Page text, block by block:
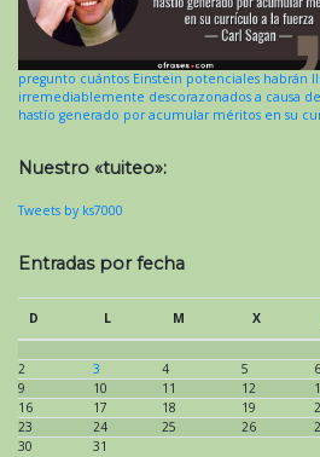
pregunto cuántos Einstein potenciales habrán
irremediablemente descorazonados a causa
hastío generado por acumular méritos en su
Nuestro «tuiteo»:
Tweets by ks7000
Entradas por fecha
D L M X
2
3 4 5 6
9
10 11 12
16
17 18 19
23
24 25 26
30
31